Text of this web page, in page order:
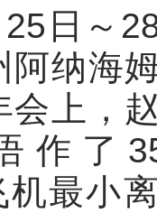
日～28
阿纳海
会上，
作了
机最小